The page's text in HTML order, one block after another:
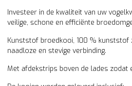
Investeer in de kwaliteit van uw
veilige, schone en efficiënte
Kunststof broedkooi, 100 % kunststof
naadloze en stevige verbinding.
Met afdekstrips boven de lades zodat